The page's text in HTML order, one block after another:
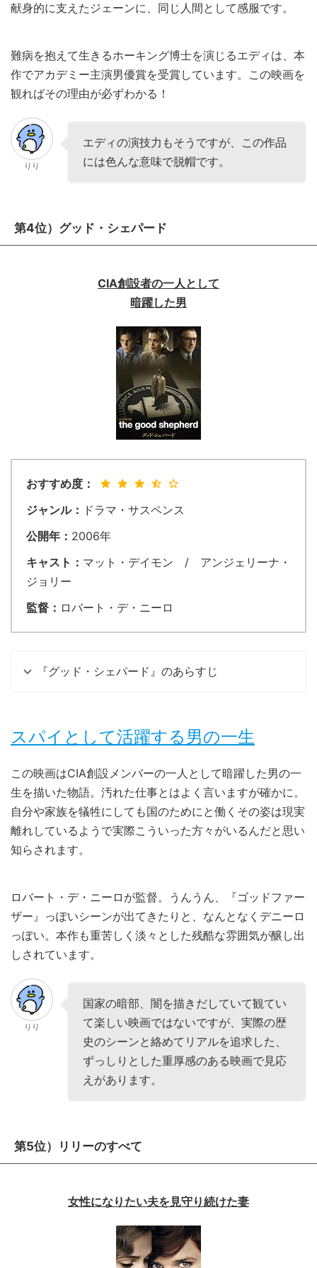
献身的に支えたジェーンに、同じ人間として感服です。
難病を抱えて生きるホーキング博士を演じるエディは、本
作でアカデミー主演男優賞を受賞しています。この映画を
観ればその理由が必ずわかる！
りり
エディの演技力もそうですが、この作品
には色んな意味で脱帽です。
第4位）グッド・シェパード
CIA創設者の一人として
暗躍した男
おすすめ度：
ジャンル： ドラマ・サスペンス
公開年： 2006年
キャスト： マット・デイモン / アンジェリーナ・
ジョリー
監督： ロバート・デ・ニーロ
『グッド・シェパード』のあらすじ
スパイとして活躍する男の一生
この映画はCIA創設メンバーの一人として暗躍した男の一
生を描いた物語。汚れた仕事とはよく言いますが確かに。
自分や家族を犠牲にしても国のためにと働くその姿は現実
離れしているようで実際こういった方々がいるんだと思い
知らされます。
ロバート・デ・ニーロが監督。うんうん、『ゴッドファー
ザー』っぽいシーンが出てきたりと、なんとなくデニーロ
っぽい。本作も重苦しく淡々とした残酷な雰囲気が醸し出
しされています。
りり
国家の暗部、闇を描きだしていて観てい
て楽しい映画ではないですが、実際の歴
史のシーンと絡めてリアルを追求した、
ずっしりとした重厚感のある映画で見応
えがあります。
第5位）リリーのすべて
女性になりたい夫を見守り続けた妻